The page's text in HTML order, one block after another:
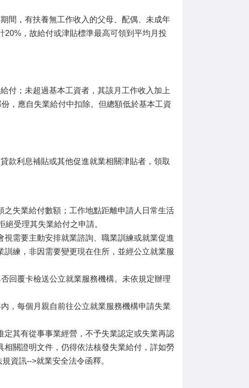
間，有扶養無工作收入的父母、配偶、未成年
，故給付或津貼標準最高可領到平均月投
付；未超過基本工資者，其該月工作收入加上
，應自失業給付中扣除。但總額低於基本工資
款利息補貼或其他促進就業相關津貼者，領取
之失業給付數額；工作地點距離申請人日常生活
受理其失業給付之申請。
視需要主動安排就業諮詢、職業訓練或就業促進
練，非因需要變更現在住所，並經公立就業服
回覆卡檢送公立就業服務機構。未依規定辦理
，每個月親自前往公立就業服務機構申請失業
定其有從事事業經營，不予失業認定或失業再認
關證明文件，仍得依法核發失業給付，詳如勞
資訊-->就業安全法令函釋。